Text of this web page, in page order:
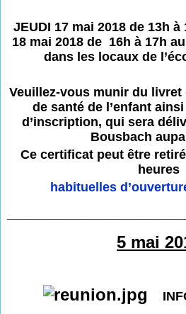
JEUDI 17 mai 2018 de 13h à
18 mai 2018 de 16h à 17h
dans les locaux de
Veuillez-vous munir du
de santé de l’enfant
d’inscription, qui sera
Bousbach
Ce certificat peut être
heures
habituelles
5 mai